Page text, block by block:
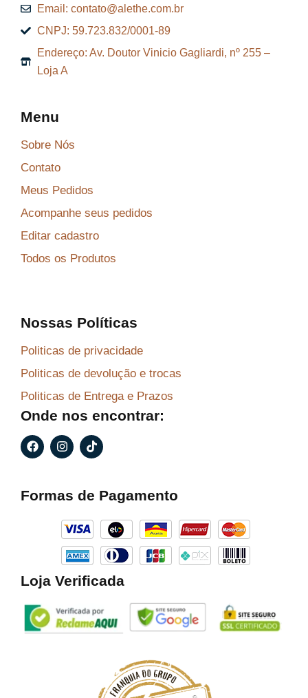
Email: contato@alethe.com.br
CNPJ: 59.723.832/0001-89
Endereço: Av. Doutor Vinicio Gagliardi, nº 255 –
Loja A
Menu
Sobre Nós
Contato
Meus Pedidos
Acompanhe seus pedidos
Editar cadastro
Todos os Produtos
Nossas Políticas
Politicas de privacidade
Politicas de devolução e trocas
Politicas de Entrega e Prazos
Onde nos encontrar:
F
a
c
o
I
n
s
g
a
m
T
i
k
k
Formas de Pagamento
Loja Verificada